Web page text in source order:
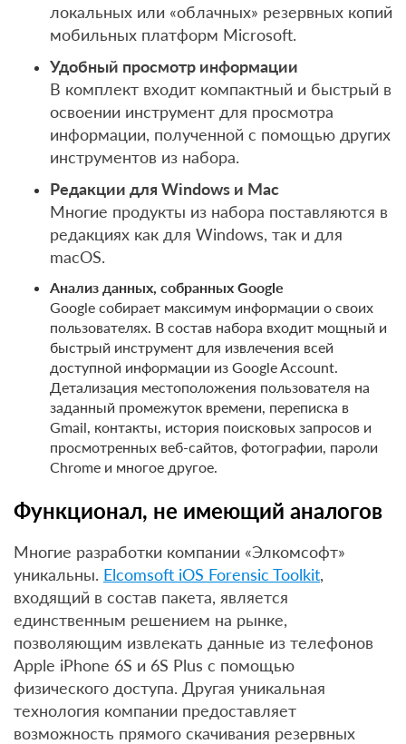
локальных или «облачных» резервных копий
мобильных платформ Microsoft.
Удобный просмотр информации
В комплект входит компактный и быстрый в
освоении инструмент для просмотра
информации, полученной с помощью других
инструментов из набора.
Редакции для Windows и Mac
Многие продукты из набора поставляются в
редакциях как для Windows, так и для
macOS.
Анализ данных, собранных Google
Google собирает максимум информации о своих
пользователях. В состав набора входит мощный и
быстрый инструмент для извлечения всей
доступной информации из Google Account.
Детализация местоположения пользователя на
заданный промежуток времени, переписка в
Gmail, контакты, история поисковых запросов и
просмотренных веб-сайтов, фотографии, пароли
Chrome и многое другое.
Функционал, не имеющий аналогов
Многие разработки компании «Элкомсофт»
уникальны. Elcomsoft iOS Forensic Toolkit,
входящий в состав пакета, является
единственным решением на рынке,
позволяющим извлекать данные из телефонов
Apple iPhone 6S и 6S Plus с помощью
физического доступа. Другая уникальная
технология компании предоставляет
возможность прямого скачивания резервных